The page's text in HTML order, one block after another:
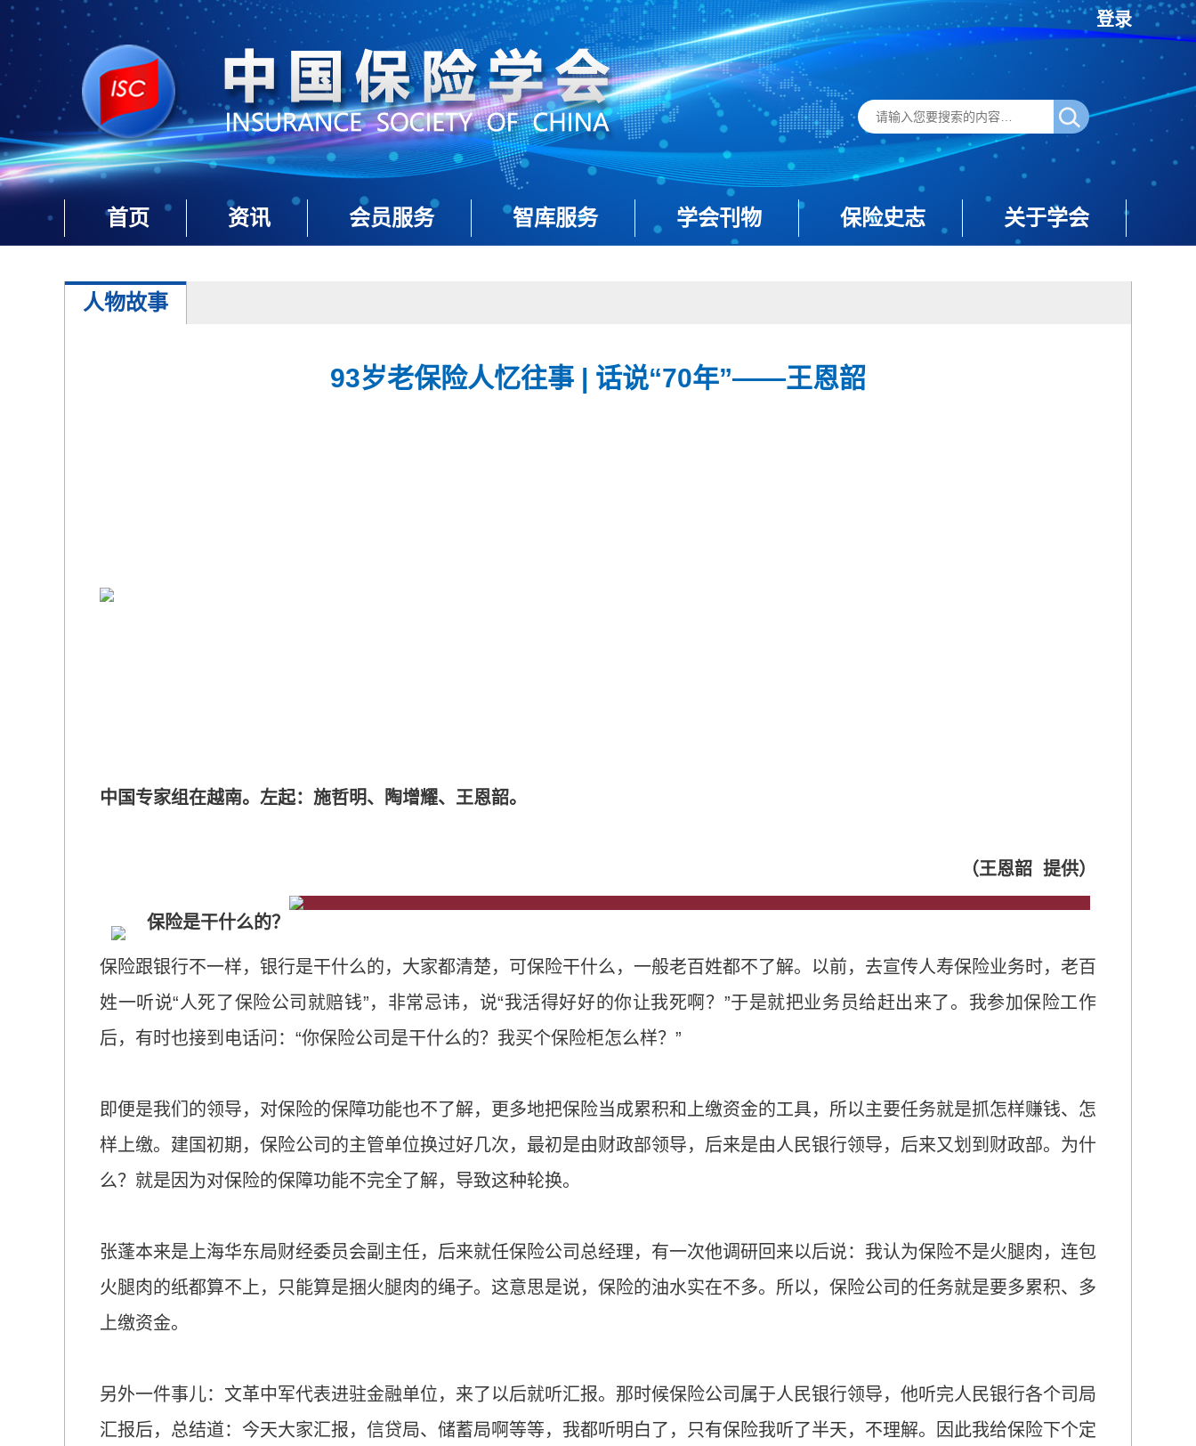
登录
首页 资讯 会员服务 智库服务 学会刊物 保险史志 关于学会
人物故事
93岁老保险人忆往事 | 话说“70年”——王恩韶
中国专家组在越南。左起：施哲明、陶增耀、王恩韶。
（王恩韶 提供）
保险是干什么的？
保险跟银行不一样，银行是干什么的，大家都清楚，可保险干什么，一般老百姓都不了解。以前，去宣传人寿保险业务时，老百
姓一听说“人死了保险公司就赔钱”，非常忌讳，说“我活得好好的你让我死啊？”于是就把业务员给赶出来了。我参加保险工作
后，有时也接到电话问：“你保险公司是干什么的？我买个保险柜怎么样？”
即便是我们的领导，对保险的保障功能也不了解，更多地把保险当成累积和上缴资金的工具，所以主要任务就是抓怎样赚钱、怎
样上缴。建国初期，保险公司的主管单位换过好几次，最初是由财政部领导，后来是由人民银行领导，后来又划到财政部。为什
么？就是因为对保险的保障功能不完全了解，导致这种轮换。
张蓬本来是上海华东局财经委员会副主任，后来就任保险公司总经理，有一次他调研回来以后说：我认为保险不是火腿肉，连包
火腿肉的纸都算不上，只能算是捆火腿肉的绳子。这意思是说，保险的油水实在不多。所以，保险公司的任务就是要多累积、多
上缴资金。
另外一件事儿：文革中军代表进驻金融单位，来了以后就听汇报。那时候保险公司属于人民银行领导，他听完人民银行各个司局
汇报后，总结道：今天大家汇报，信贷局、储蓄局啊等等，我都听明白了，只有保险我听了半天，不理解。因此我给保险下个定